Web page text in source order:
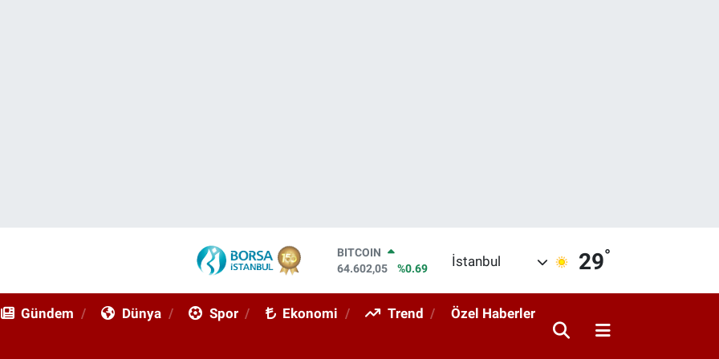
DOLAR
47,6006
%0.06
STERLİN
İstanbul 29°
Gündem Dünya Spor Ekonomi Trend Özel Haberler